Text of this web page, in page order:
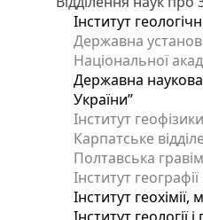
Інститут
Державна
Національної
Державна наукова
України”
Інститут
Карпатське
Полтавська
Інститут
Інститут